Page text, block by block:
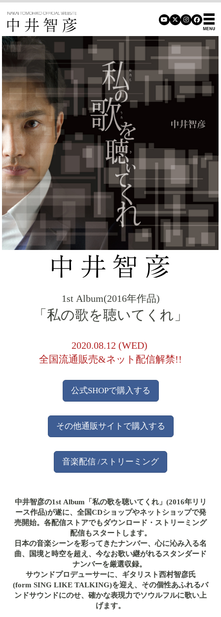
1st Album(2016年作品)
「私の歌を聴いてくれ」
2020.08.12 (WED)
全国流通販売&ネット配信解禁!!
公式SHOPで購入する
その他通販サイトで購入する
音楽配信 /ストリーミング
中井智彦の1st Album「私の歌を聴いてくれ」(2016年リリ
ース作品)が遂に、全国CDショップやネットショップで発
売開始。各配信ストアでもダウンロード・ストリーミング
配信もスタートします。
日本の音楽シーンを彩ってきたナンバー、心に沁み入る名
曲、国境と時空を超え、今なお歌い継がれるスタンダード
ナンバーを厳選収録。
サウンドプロデューサーに、ギタリスト西村智彦氏
(form SING LIKE TALKING)を迎え、その個性あふれるバ
ンドサウンドにのせ、確かな表現力でソウルフルに歌い上
げます。